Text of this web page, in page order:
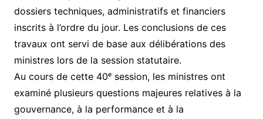
dossiers techniques, administratifs et financiers
inscrits à l’ordre du jour. Les conclusions de ces
travaux ont servi de base aux délibérations des
ministres lors de la session statutaire.
Au cours de cette 40ᵉ session, les ministres ont
examiné plusieurs questions majeures relatives à la
gouvernance, à la performance et à la